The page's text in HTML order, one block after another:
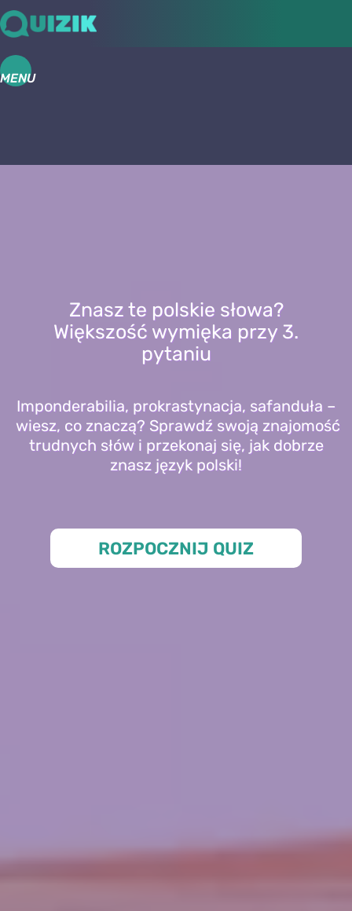
MENU
Znasz te polskie słowa?
Większość wymięka przy 3.
pytaniu
Imponderabilia, prokrastynacja, safanduła –
wiesz, co znaczą? Sprawdź swoją znajomość
trudnych słów i przekonaj się, jak dobrze
znasz język polski!
ROZPOCZNIJ QUIZ